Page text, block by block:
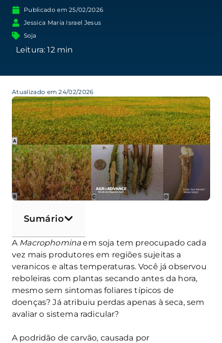
Publicado em 25/02/2026
Jessica Maria Israel Jesus
Soja
Atualizado em 24/02/2026
Sumário
A Macrophominaem soja tem preocupado cada
vez mais produtores em regiões sujeitas a
veranicos e altas temperaturas. Você já observou
reboleiras com plantas secando antes da hora,
mesmo sem sintomas foliares típicos de
doenças? Já atribuiu perdas apenas à seca, sem
avaliar o sistema radicular?
A podridão de carvão, causada por